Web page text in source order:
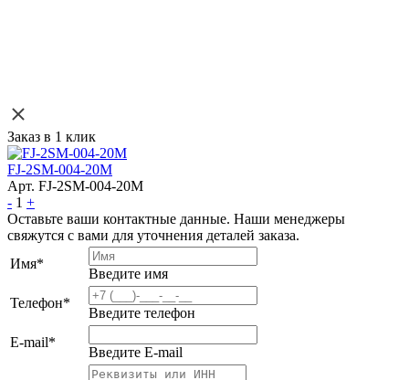
Заказ в 1 клик
FJ-2SM-004-20M
Арт. FJ-2SM-004-20M
- 1 +
Оставьте ваши контактные данные. Наши менеджеры
свяжутся с вами для уточнения деталей заказа.
Имя*
Введите имя
Телефон*
Введите телефон
E-mail*
Введите E-mail